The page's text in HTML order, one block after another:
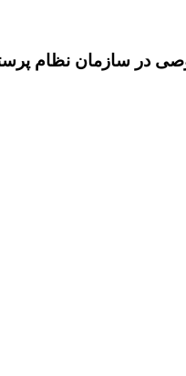
در سازمان نظام